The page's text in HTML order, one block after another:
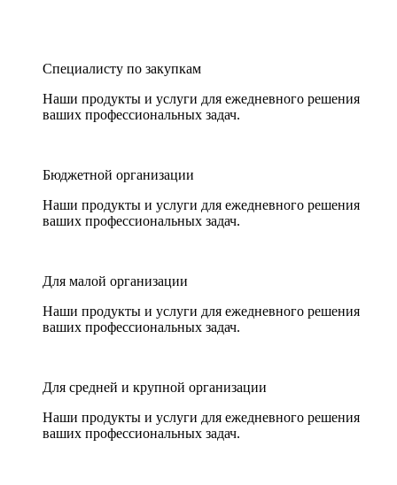
Специалисту по закупкам
Наши продукты и услуги для ежедневного решения
ваших профессиональных задач.
Бюджетной организации
Наши продукты и услуги для ежедневного решения
ваших профессиональных задач.
Для малой организации
Наши продукты и услуги для ежедневного решения
ваших профессиональных задач.
Для средней и крупной организации
Наши продукты и услуги для ежедневного решения
ваших профессиональных задач.